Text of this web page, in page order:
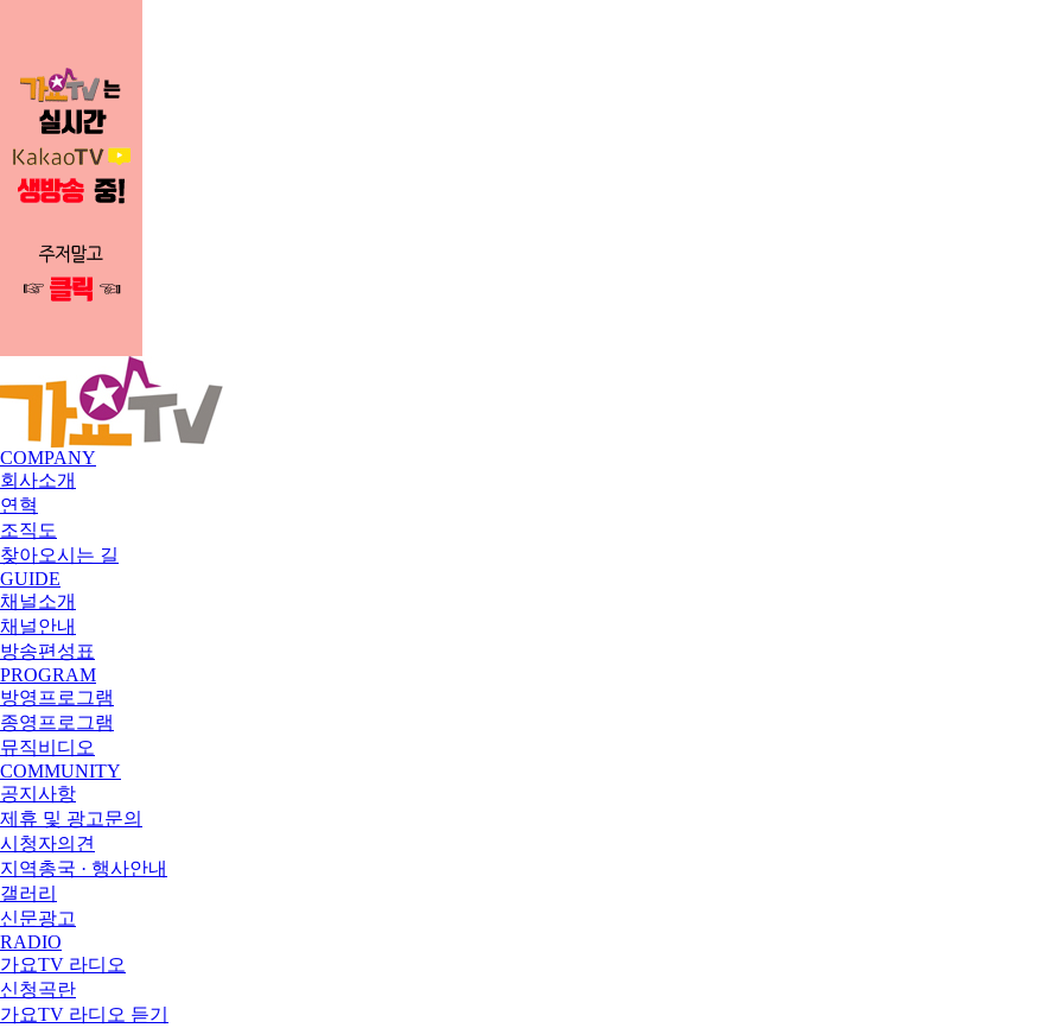
COMPANY
회사소개
연혁
조직도
찾아오시는 길
GUIDE
채널소개
채널안내
방송편성표
PROGRAM
방영프로그램
종영프로그램
뮤직비디오
COMMUNITY
공지사항
제휴 및 광고문의
시청자의견
지역총국 · 행사안내
갤러리
신문광고
RADIO
가요TV 라디오
신청곡란
가요TV 라디오 듣기